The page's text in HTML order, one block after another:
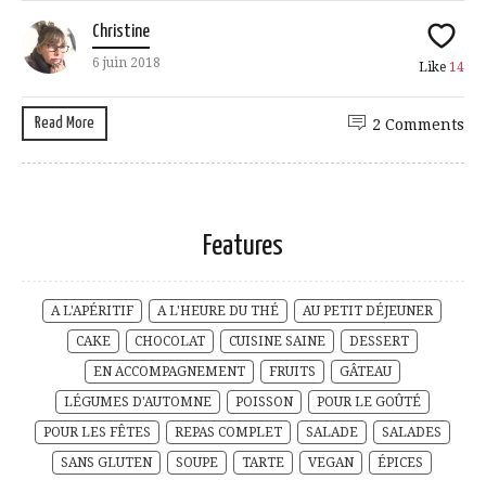
Christine
6 juin 2018 Like 14
Read More 2 Comments
Features
A L'APÉRITIF A L'HEURE DU THÉ
AU PETIT DÉJEUNER
CAKE
CHOCOLAT CUISINE SAINE
DESSERT
EN ACCOMPAGNEMENT
FRUITS
GÂTEAU
LÉGUMES D'AUTOMNE
POISSON
POUR LE GOÛTÉ
POUR LES FÊTES
REPAS COMPLET SALADE
SALADES
SANS GLUTEN
SOUPE TARTE VEGAN ÉPICES